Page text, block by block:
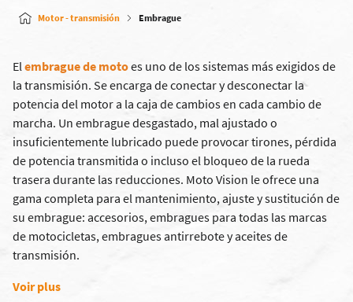
Motor - transmisión Embrague
Elembrague de motoes uno de los sistemas más exigidos de
la transmisión. Se encarga de conectar y desconectar la
potencia del motor a la caja de cambios en cada cambio de
marcha. Un embrague desgastado, mal ajustado o
insuficientemente lubricado puede provocar tirones, pérdida
de potencia transmitida o incluso el bloqueo de la rueda
trasera durante las reducciones. Moto Vision le ofrece una
gama completa para el mantenimiento, ajuste y sustitución de
su embrague: accesorios, embragues para todas las marcas
de motocicletas, embragues antirrebote y aceites de
transmisión.
Voir plus